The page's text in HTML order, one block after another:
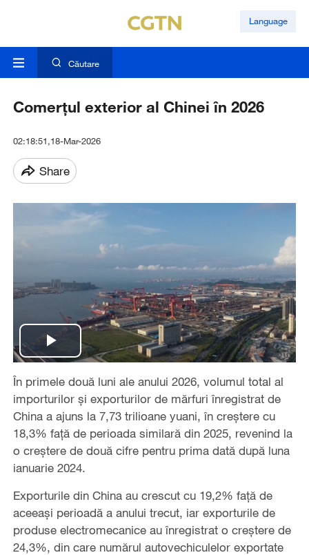
Language
Căutare
Comerţul exterior al Chinei în 2026
02:18:51,18-Mar-2026
Share
Play
Video
În primele două luni ale anului 2026, volumul total al
importurilor și exporturilor de mărfuri înregistrat de
China a ajuns la 7,73 trilioane yuani, în creștere cu
18,3% față de perioada similară din 2025, revenind la
o creștere de două cifre pentru prima dată după luna
ianuarie 2024.
Exporturile din China au crescut cu 19,2% față de
aceeaşi perioadă a anului trecut, iar exporturile de
produse electromecanice au înregistrat o creştere de
24,3%, din care numărul autovechiculelor exportate